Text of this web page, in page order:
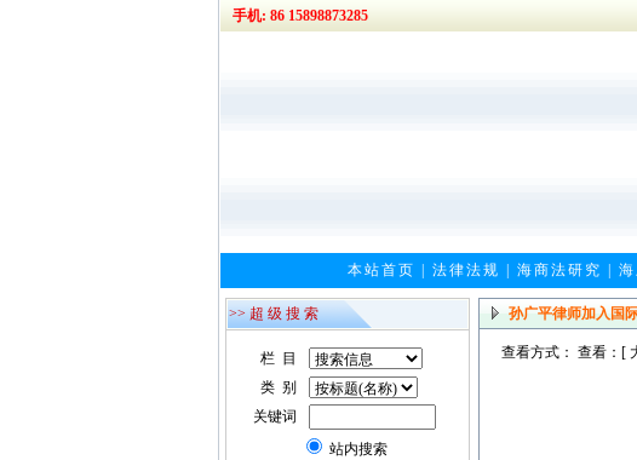
手机: 86 15898873285
本站首页 法律法规 海商法研究
>> 超 级 搜 索
栏 目
类 别
关键词
站内搜索
孙广平律师加入国
查看方式： 查看：[